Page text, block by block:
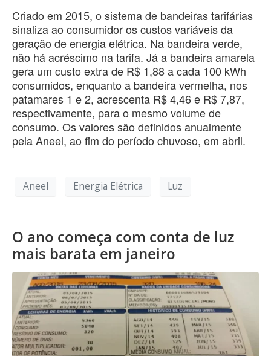
Criado em 2015, o sistema de bandeiras tarifárias
sinaliza ao consumidor os custos variáveis da
geração de energia elétrica. Na bandeira verde,
não há acréscimo na tarifa. Já a bandeira amarela
gera um custo extra de R$ 1,88 a cada 100 kWh
consumidos, enquanto a bandeira vermelha, nos
patamares 1 e 2, acrescenta R$ 4,46 e R$ 7,87,
respectivamente, para o mesmo volume de
consumo. Os valores são definidos anualmente
pela Aneel, ao fim do período chuvoso, em abril.
Aneel Energia Elétrica Luz
O ano começa com conta de luz
mais barata em janeiro